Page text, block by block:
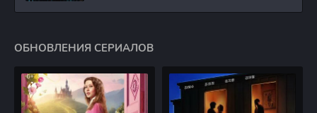
ОБНОВЛЕНИЯ СЕРИАЛОВ